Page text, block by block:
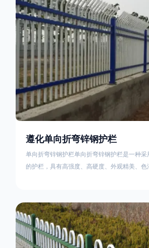
遵化单向折弯锌钢护栏
单向折弯锌钢护栏单向折弯锌钢护栏是一种采
的护栏，具有高强度、高硬度、外观精美、色
再加上防盗垫圈，这样能够避免护栏被人轻
量生产，能够很好的与自然相融合。单向折
住宅小区、工厂院校、道路交通等场所。该
硬度、外观